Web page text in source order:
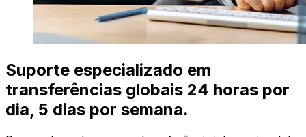
Suporte especializado em
transferências globais 24 horas por
dia, 5 dias por semana.